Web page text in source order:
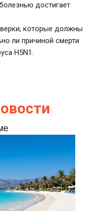
достигает
которые должны
ли причиной смерти
H5N1.